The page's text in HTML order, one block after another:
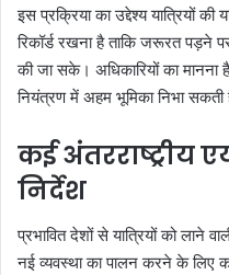
इस प्रक्रिया का उद्देश्य यात्रियों की
रिकॉर्ड रखना है ताकि जरूरत पड़ने
की जा सके। अधिकारियों का
नियंत्रण में अहम भूमिका निभा सकती
कई अंतरराष्ट्रीय
निर्देश
प्रभावित देशों से यात्रियों को लाने
नई व्यवस्था का पालन करने के लिए